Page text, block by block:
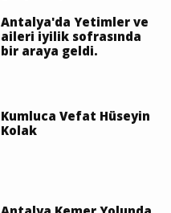
Antalya'da Yetimler ve
aileri iyilik sofrasında
bir araya geldi.
Kumluca Vefat Hüseyin
Kolak